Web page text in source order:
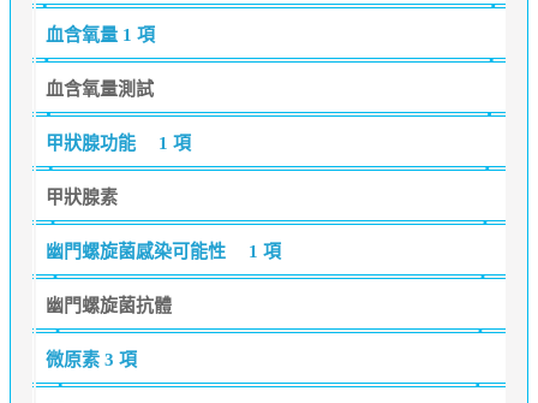
血含氧量 1 項
血含氧量測試
甲狀腺功能 1 項
甲狀腺素
幽門螺旋菌感染可能性 1 項
幽門螺旋菌抗體
微原素 3 項